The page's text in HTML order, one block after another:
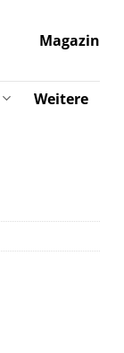
Magazin
Weitere